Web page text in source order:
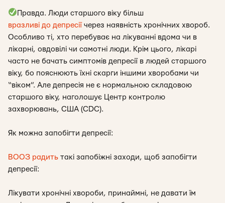
Правда. Люди старшого віку більш
вразливі до депресіїчерез наявність хронічних хвороб.
Особливо ті, хто перебуває на лікуванні вдома чи в
лікарні, овдовілі чи самотні люди. Крім цього, лікарі
часто не бачать симптомів депресії в людей старшого
віку, бо пояснюють їхні скарги іншими хворобами чи
“віком”. Але депресія не є нормальною складовою
старшого віку, наголошує Центр контролю
захворювань, США (CDC).
Як можна запобігти депресії:
ВООЗ радить такі запобіжні заходи, щоб запобігти
депресії:
Лікувати хронічні хвороби, принаймні, не давати їм